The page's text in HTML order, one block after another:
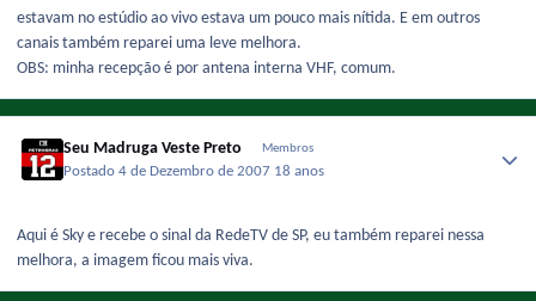
estavam no estúdio ao vivo estava um pouco mais nítida. E em outros
canais também reparei uma leve melhora.
OBS: minha recepção é por antena interna VHF, comum.
Seu Madruga Veste Preto Membros
Postado4 de Dezembro de 2007 18 anos
Aqui é Sky e recebe o sinal da RedeTV de SP, eu também reparei nessa
melhora, a imagem ficou mais viva.